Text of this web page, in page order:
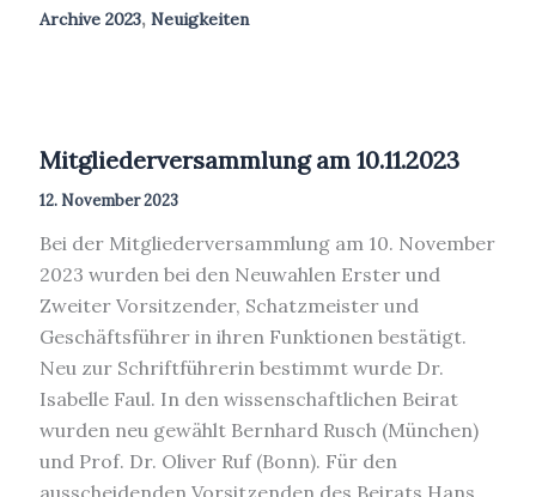
Archive 2023, Neuigkeiten
Mitgliederversammlung am 10.11.2023
12. November 2023
Bei der Mitgliederversammlung am 10. November
2023 wurden bei den Neuwahlen Erster und
Zweiter Vorsitzender, Schatzmeister und
Geschäftsführer in ihren Funktionen bestätigt.
Neu zur Schriftführerin bestimmt wurde Dr.
Isabelle Faul. In den wissenschaftlichen Beirat
wurden neu gewählt Bernhard Rusch (München)
und Prof. Dr. Oliver Ruf (Bonn). Für den
ausscheidenden Vorsitzenden des Beirats Hans